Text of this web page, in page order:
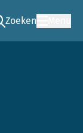
Zoeken
naar de zoek